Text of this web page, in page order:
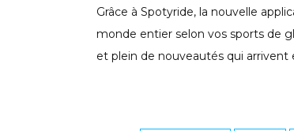
Grâce à Spotyride, la nouvelle
monde entier selon vos sports de
et plein de nouveautés qui arrivent